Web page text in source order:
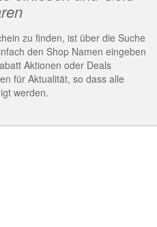
zu finden, ist über die Suche
den Shop Namen eingeben
Aktionen oder Deals
für Aktualität, so dass alle
werden.